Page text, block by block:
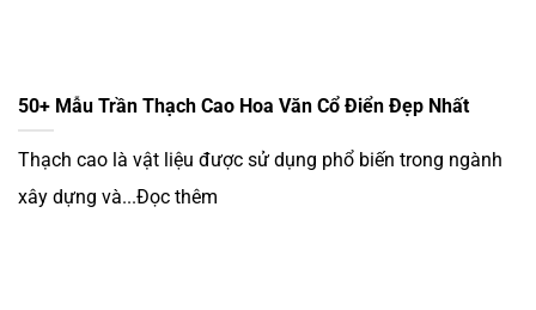
50+ Mẫu Trần Thạch Cao Hoa Văn Cổ Điển Đẹp Nhất
Thạch cao là vật liệu được sử dụng phổ biến trong ngành
xây dựng và...Đọc thêm